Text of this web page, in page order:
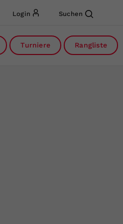
Login Suchen
Turniere Rangliste